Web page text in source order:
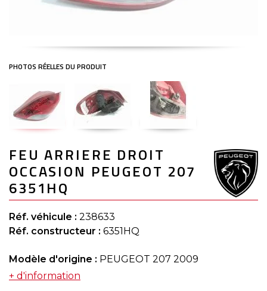
to
the
beginning
of
the
images
gallery
FEU ARRIERE DROIT
OCCASION PEUGEOT 207
6351HQ
Réf. véhicule : 238633
Réf. constructeur : 6351HQ
Modèle d'origine : PEUGEOT 207 2009
+ d'information